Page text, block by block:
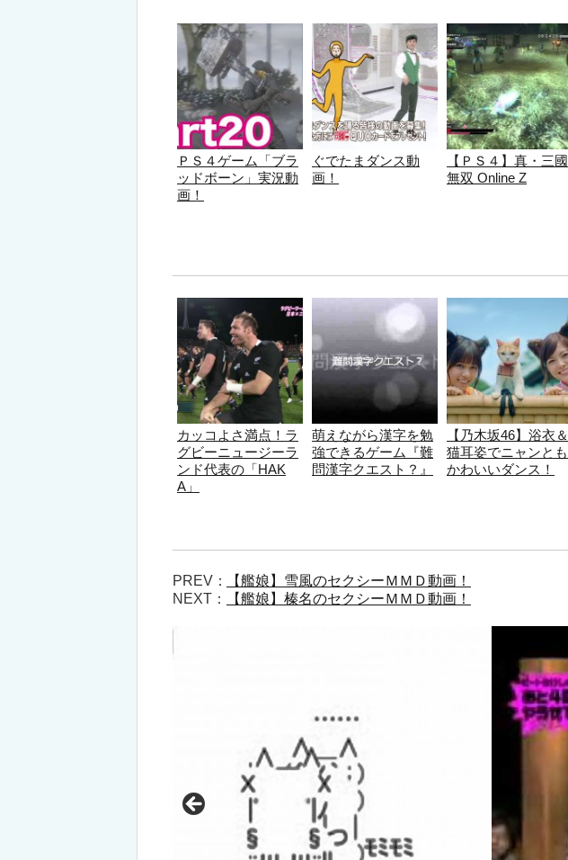
ＰＳ４ゲーム「ブラ
ッドボーン」実況動
画！
ぐでたまダンス動
画！
【ＰＳ４】真・三國
無双 Online Z
カッコよさ満点！ラ
グビーニュージーラ
ンド代表の「HAK
A」
萌えながら漢字を勉
強できるゲーム『難
問漢字クエスト？』
【乃木坂46】浴衣＆
猫耳姿でニャンとも
かわいいダンス！
PREV：
【艦娘】雪風のセクシーＭＭＤ動画！
NEXT：
【艦娘】榛名のセクシーＭＭＤ動画！